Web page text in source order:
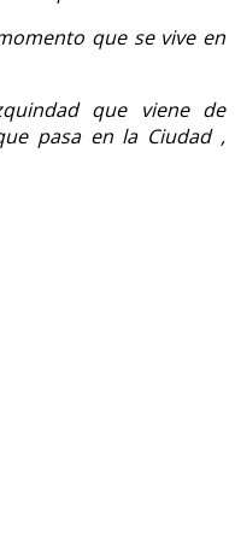
que se vive en
que viene de
pasa en la Ciudad ,